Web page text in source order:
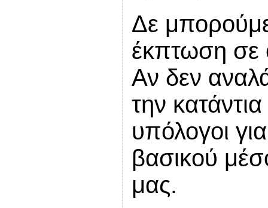
Δε
έκπτωση σε
Αν δεν
την
υπόλογοι
βασικού
μας.